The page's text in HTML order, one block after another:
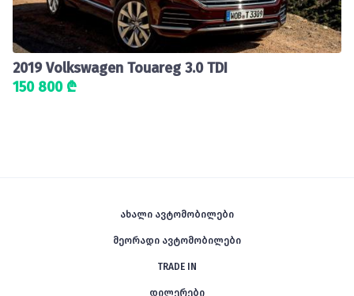
2019 Volkswagen Touareg 3.0 TDI
150 800 ₾
ახალი ავტომობილები
მეორადი ავტომობილები
TRADE IN
დილერები